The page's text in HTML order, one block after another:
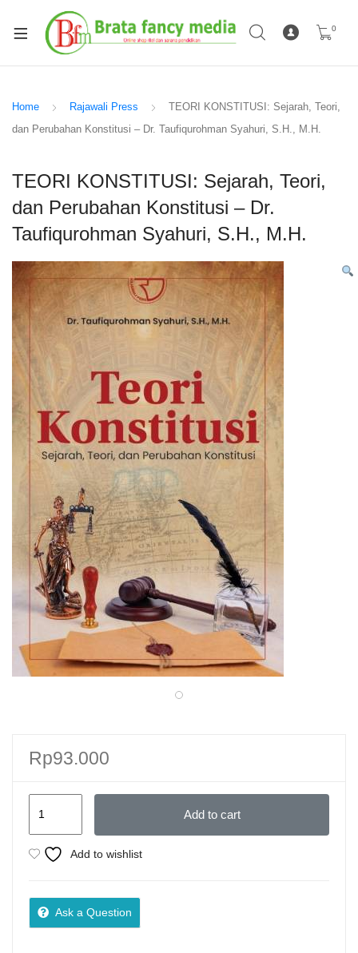
0
Home Rajawali Press
TEORI KONSTITUSI: Sejarah, Teori,
dan Perubahan Konstitusi – Dr. Taufiqurohman Syahuri, S.H., M.H.
TEORI KONSTITUSI: Sejarah, Teori,
dan Perubahan Konstitusi – Dr.
Taufiqurohman Syahuri, S.H., M.H.
Rp93.000
Sejarah,
Teori,
Perubahan
Konstitusi
Add to cart
Add to wishlist
Ask a Question